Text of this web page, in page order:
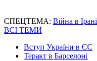
СПЕЦТЕМА: Війна в Ірані
ВСІ ТЕМИ
Вступ України в ЄС
Теракт в Барселоні